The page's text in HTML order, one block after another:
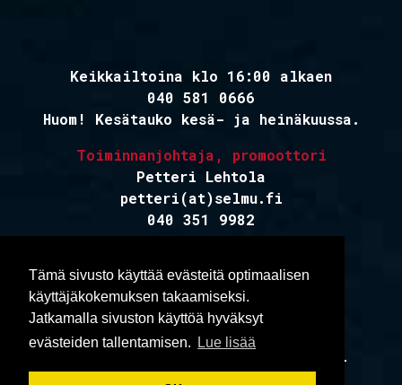
Tämä sivusto käyttää evästeitä optimaalisen
käyttäjäkokemuksen takaamiseksi.
Jatkamalla sivuston käyttöä hyväksyt
evästeiden tallentamisen.
Lue lisää
Keikkailtoina klo 16:00 alkaen
040 581 0666
Huom! Kesätauko kesä- ja heinäkuussa.
Toiminnanjohtaja, promoottori
Petteri Lehtola
petteri(at)selmu.fi
040 351 9982
Tilavaraukset
Palvelupäällikkö
Marika Puhilas
kokouspalvelut(at)rytmikorjaamo.fi
0400 364 767